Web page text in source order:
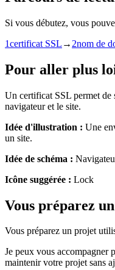
Si vous débutez, vous
1certificat SSL → 2nom de
Pour aller plus
Un certificat SSL permet de
navigateur et le site.
Idée d'illustration : Une
un site.
Idée de schéma :
Icône suggérée : Lock
Vous préparez
Vous préparez un projet
Je peux vous accompagner
maintenir votre projet sans